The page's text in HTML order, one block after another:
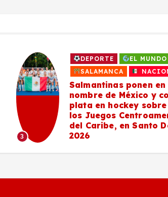
3
DEPORTE
EL MUNDO
SALAMANCA
Salmantinas ponen
nombre de México y
plata en hockey
los Juegos
del Caribe, en Santo
2026